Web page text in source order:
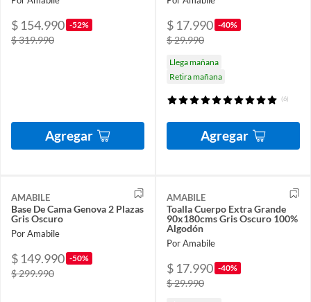
$ 154.990 -52%
$ 319.990
Agregar
$ 17.990 -40%
$ 29.990
Llega mañana
Retira mañana
(6)
Agregar
AMABILE
Base De Cama Genova 2 Plazas
Gris Oscuro
Por Amabile
$ 149.990 -50%
$ 299.990
AMABILE
Toalla Cuerpo Extra Grande
90x180cms Gris Oscuro 100%
Algodón
Por Amabile
$ 17.990 -40%
$ 29.990